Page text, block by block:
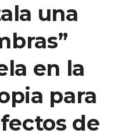
una
en la
para
de